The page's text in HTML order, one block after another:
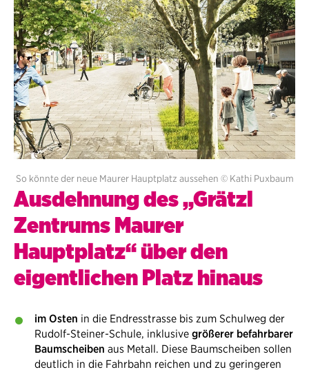
So könnte der neue Maurer Hauptplatz aussehen © Kathi Puxbaum
Ausdehnung des „Grätzl
Zentrums Maurer
Hauptplatz“ über den
eigentlichen Platz hinaus
im Osten in die Endresstrasse bis zum Schulweg der
Rudolf-Steiner-Schule, inklusive größerer befahrbarer
Baumscheiben aus Metall. Diese Baumscheiben sollen
deutlich in die Fahrbahn reichen und zu geringeren